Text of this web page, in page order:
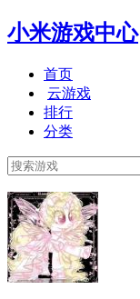
小米游戏中心
首页
云游戏
排行
分类